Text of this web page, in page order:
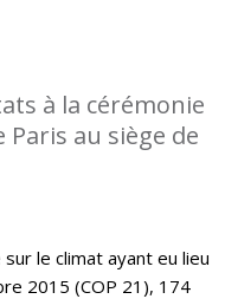
à la cérémonie
Paris au siège de
le climat ayant eu lieu
2015 (COP 21), 174